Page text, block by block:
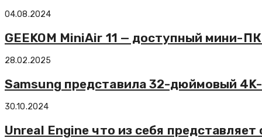
04.08.2024
GEEKOM MiniAir 11 — доступный мини-
28.02.2025
Samsung представила 32-дюймовый
30.10.2024
Unreal Engine что из себя